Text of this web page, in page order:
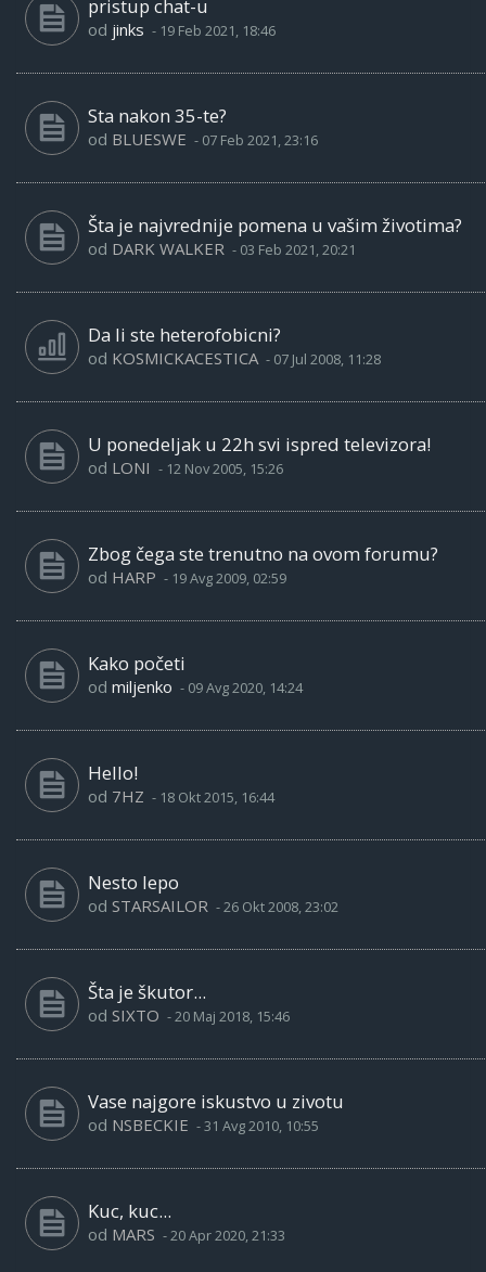
pristup chat-u
od jinks - 19 Feb 2021, 18:46
Sta nakon 35-te?
od BLUESWE - 07 Feb 2021, 23:16
Šta je najvrednije pomena u vašim životima?
od DARK WALKER - 03 Feb 2021, 20:21
Da li ste heterofobicni?
od KOSMICKACESTICA - 07 Jul 2008, 11:28
U ponedeljak u 22h svi ispred televizora!
od LONI - 12 Nov 2005, 15:26
Zbog čega ste trenutno na ovom forumu?
od HARP - 19 Avg 2009, 02:59
Kako početi
od miljenko - 09 Avg 2020, 14:24
Hello!
od 7HZ - 18 Okt 2015, 16:44
Nesto lepo
od STARSAILOR -26 Okt 2008, 23:02
Šta je škutor...
od SIXTO -20 Maj 2018, 15:46
Vase najgore iskustvo u zivotu
od NSBECKIE -31 Avg 2010, 10:55
Kuc, kuc...
od MARS -20 Apr 2020, 21:33